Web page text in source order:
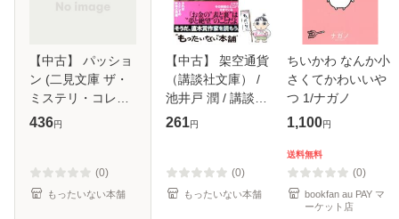
【中古】 パッショ
ン (二見文庫 ザ・
ミステリ・コレク
ション) / リサ・ヴ
庫]【メール便送料
無料】
436円
(0)
もったいない本舗
【中古】 架空通貨
（講談社文庫） /
池井戸 潤 / 講談社
[文庫]【メール便送
261円
(0)
もったいない本舗
ちいかわ なんか小
さくてかわいいや
つ 1/ナガノ
1,100円
送料無料
(0)
bookfan au PAY マ
ーケット店